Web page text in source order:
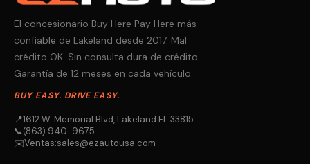
El concesionario Buy Here Pay Here más
confiable de Lakeland desde 2017. Mal
crédito OK. Sin consulta dura de crédito.
Garantía de 12 meses en cada vehículo.
BUY EASY. DRIVE EASY.
📍1612 W. Memorial Blvd, Lakeland FL 33815
📞(863) 940-9675
✉️Ventas:sales@ezautousa.com